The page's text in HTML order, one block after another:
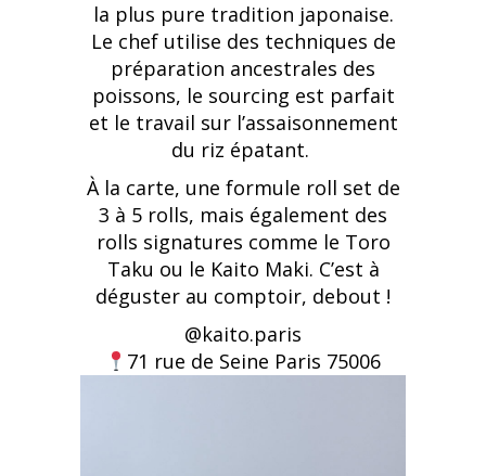
la plus pure tradition japonaise.
Le chef utilise des techniques de
préparation ancestrales des
poissons, le sourcing est parfait
et le travail sur l’assaisonnement
du riz épatant.
À la carte, une formule roll set de
3 à 5 rolls, mais également des
rolls signatures comme le Toro
Taku ou le Kaito Maki. C’est à
déguster au comptoir, debout !
@kaito.paris
71 rue de Seine Paris 75006